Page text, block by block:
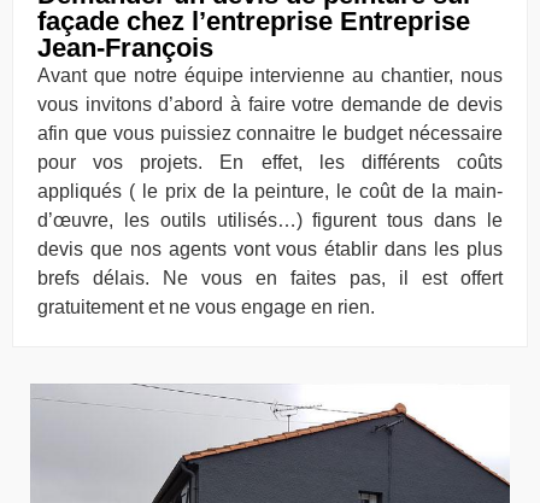
façade chez l’entreprise Entreprise
Jean-François
Avant que notre équipe intervienne au chantier, nous
vous invitons d’abord à faire votre demande de devis
afin que vous puissiez connaitre le budget nécessaire
pour vos projets. En effet, les différents coûts
appliqués ( le prix de la peinture, le coût de la main-
d’œuvre, les outils utilisés…) figurent tous dans le
devis que nos agents vont vous établir dans les plus
brefs délais. Ne vous en faites pas, il est offert
gratuitement et ne vous engage en rien.